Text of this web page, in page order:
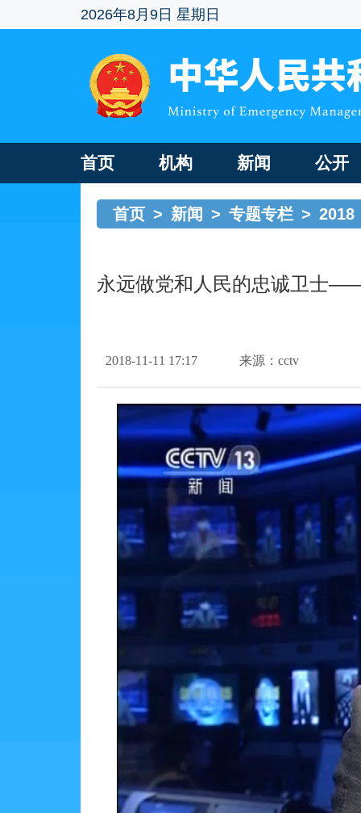
2026年8月9日 星期日
首页 机构 新闻 公开
首页 > 新闻 > 专题专栏 > 2018
永远做党和人民的忠诚卫士
2018-11-11 17:17 来源：cctv